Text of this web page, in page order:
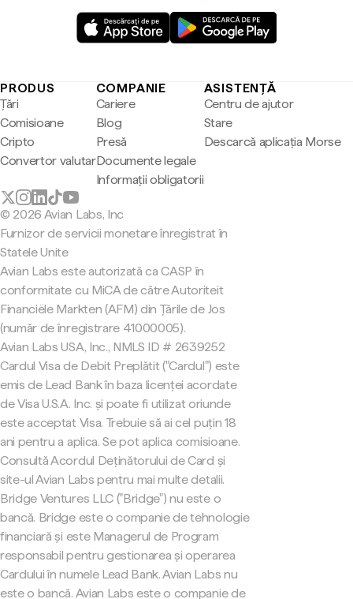
PRODUS
Țări
Comisioane
Cripto
Convertor valutar
COMPANIE
Cariere
Blog
Presă
Documente legale
Informații obligatorii
ASISTENȚĂ
Centru de ajutor
Stare
Descarcă aplicația Morse
© 2026 Avian Labs, Inc
Furnizor de servicii monetare înregistrat în
Statele Unite
Avian Labs este autorizată ca CASP în
conformitate cu MiCA de către Autoriteit
Financiële Markten (AFM) din Țările de Jos
(număr de înregistrare 41000005).
Avian Labs USA, Inc., NMLS ID # 2639252
Cardul Visa de Debit Preplătit ("Cardul") este
emis de Lead Bank în baza licenței acordate
de Visa U.S.A. Inc. și poate fi utilizat oriunde
este acceptat Visa. Trebuie să ai cel puțin 18
ani pentru a aplica. Se pot aplica comisioane.
Consultă Acordul Deținătorului de Card și
site-ul Avian Labs pentru mai multe detalii.
Bridge Ventures LLC ("Bridge") nu este o
bancă. Bridge este o companie de tehnologie
financiară și este Managerul de Program
responsabil pentru gestionarea și operarea
Cardului în numele Lead Bank. Avian Labs nu
este o bancă. Avian Labs este o companie de